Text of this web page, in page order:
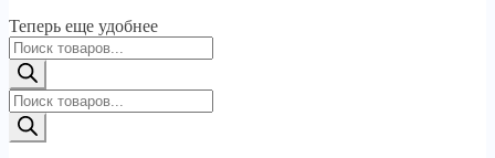
Теперь еще удобнее
Поиск
товаров
Поиск
товаров